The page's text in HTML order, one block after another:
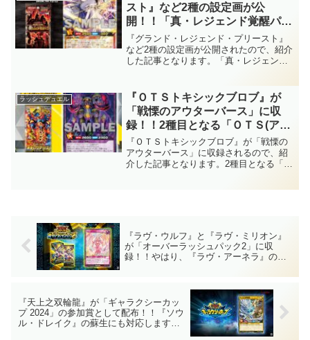
ル】
スト』など2種の設定画が公
開！！「真・レジェンド覚醒パッ
ク」に収録！！エルフの女性神
官！！優美なイラストはもちろ
ん、汎用性の高い除去や墓地肥や
【遊戯王ラッシュデュエル】
『グランド・レジェンド・プリースト』
など2種の設定画が公開されたので、紹介
した記事となります。「真・レジェンド
性の高い除去や墓地肥やしで実戦でも活
躍しそうです！！【遊戯王ラッシュデュ
エル】
ラッシュデュエル
『ＯＴＳトキシックブロブ』が
「戦慄のアウターバース」に収
録！！2種目となる「ＯＴＳ(アウ
ターバース)」のフュージョ
ン！！優秀な除去効果と出しやす
さから、「ＯＴＳ」デッキの主力
『ＯＴＳトキシックブロブ』が「戦慄の
アウターバース」に収録されるので、紹
介した記事となります。2種目となる「Ｏ
『ラヴ・ウルフ』と『ラヴ・ミリオン』
が「オーバーラッシュパック2」に収
録！！やはり、『ラヴ・アーネラ』の連
場！！そして、『ラヴ・ミリオン』の桁
数がオカシイ……。【遊戯王ラッシュデ
ュエル】
『天上之双輪龍』が「ギャラクシーカッ
プ 2024」の参加賞として配布！！『ソウ
ル・ドレイク』の蘇生にも対応します